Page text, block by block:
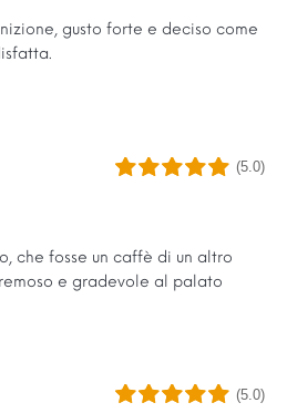
gusto forte e deciso come
(5.0)
che fosse un caffè di un altro
e gradevole al palato
(5.0)